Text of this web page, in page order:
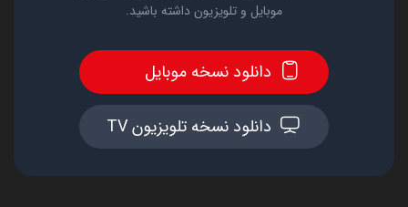
موبایل و تلویزیون داشته باشید.
دانلود نسخه موبایل
دانلود نسخه تلویزیون TV